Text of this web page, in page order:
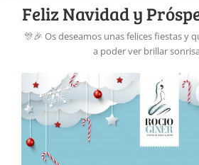
Feliz Navidad y
🎊🎉 Os deseamos unas felices fiestas y
a poder ver brillar